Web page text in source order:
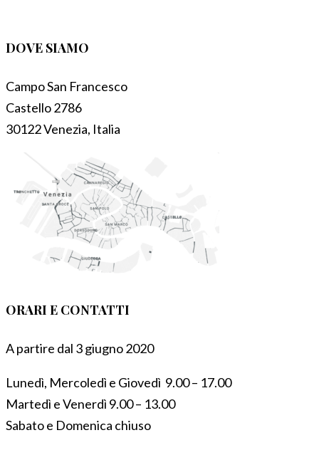
DOVE SIAMO
Campo San Francesco
Castello 2786
30122 Venezia, Italia
ORARI E CONTATTI
A partire dal 3 giugno 2020
Lunedì, Mercoledì e Giovedì 9.00 – 17.00
Martedì e Venerdì 9.00 – 13.00
Sabato e Domenica chiuso